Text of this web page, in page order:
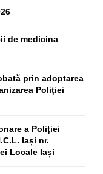
de medicina
prin adoptarea
Poliției
a Poliției
Iași nr.
Locale Iași